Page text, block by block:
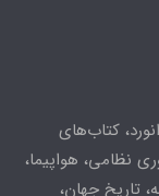
کتاب‌های
نظامی، هواپیما،
تاریخ جهان،